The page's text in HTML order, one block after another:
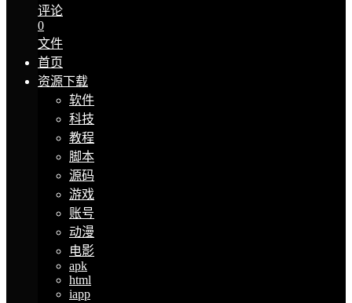
评论
0
文件
首页
资源下载
软件
科技
教程
脚本
源码
游戏
账号
动漫
电影
apk
html
iapp